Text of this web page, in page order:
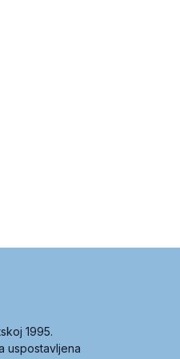
1995.
uspostavljena